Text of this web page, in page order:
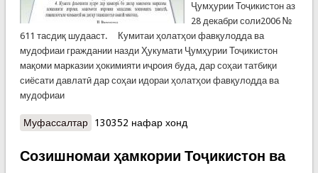
Ҷумҳурии Тоҷикистон аз
28 декабри соли2006 №
611 тасдиқ шудааст. Кумитаи ҳолатҳои фавқулодда ва
мудофиаи граждании назди Ҳукумати Ҷумҳурии Тоҷикистон
мақоми марказии ҳокимияти иҷроия буда, дар соҳаи татбиқи
сиёсати давлатӣ дар соҳаи идораи ҳолатҳои фавқулодда ва
мудофиаи
Муфассалтаро Низомномаи Кумита
130352 нафар хонд
Созишномаи ҳамкории Тоҷикистон ва